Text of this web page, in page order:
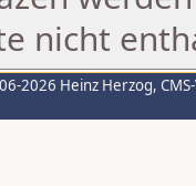
nicht
2026 Heinz Herzog,